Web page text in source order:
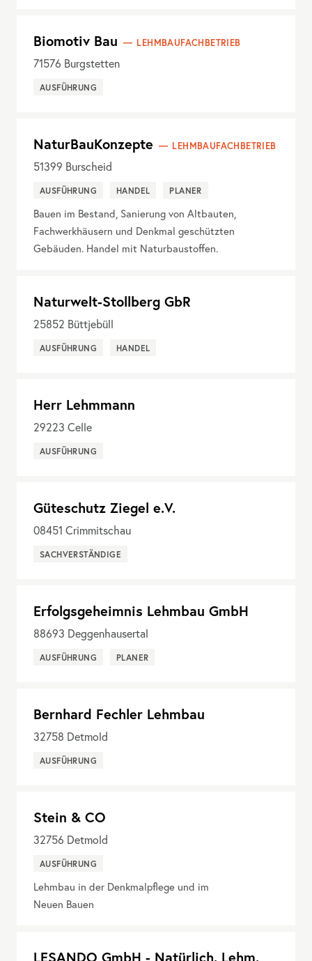
Biomotiv Bau LEHMBAUFACHBETRIEB
71576 Burgstetten
AUSFÜHRUNG
NaturBauKonzepte LEHMBAUFACHBETRIEB
51399 Burscheid
AUSFÜHRUNG HANDEL PLANER
Bauen im Bestand, Sanierung von Altbauten,
Fachwerkhäusern und Denkmal geschützten
Gebäuden. Handel mit Naturbaustoffen.
Naturwelt-Stollberg GbR
25852 Büttjebüll
AUSFÜHRUNG HANDEL
Herr Lehmmann
29223 Celle
AUSFÜHRUNG
Güteschutz Ziegel e.V.
08451 Crimmitschau
SACHVERSTÄNDIGE
Erfolgsgeheimnis Lehmbau GmbH
88693 Deggenhausertal
AUSFÜHRUNG PLANER
Bernhard Fechler Lehmbau
32758 Detmold
AUSFÜHRUNG
Stein & CO
32756 Detmold
AUSFÜHRUNG
Lehmbau in der Denkmalpflege und im
Neuen Bauen
LESANDO GmbH - Natürlich. Lehm.